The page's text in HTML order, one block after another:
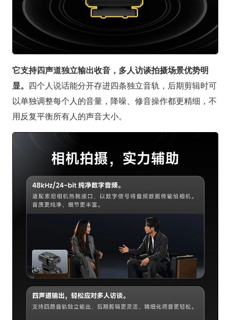
它支持四声道独立输出收音，多人访谈拍摄场景优势明
显。 四个人说话能分开存进四条独立音轨，后期剪辑时可
以单独调整每个人的音量，降噪、修音操作都更精细，不
用反复平衡所有人的声音大小。